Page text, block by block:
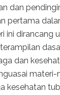
dan
pertama
ini dirancang
dan
materi-
kesehatan